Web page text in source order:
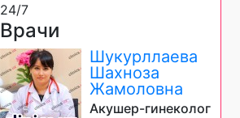
24/7
Врачи
Шукурллаева
Шахноза
Жамоловна
Акушер-гинеколог